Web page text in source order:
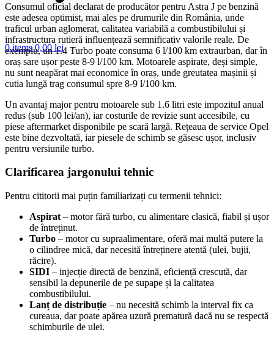
0items 0,00 lei
Consumul oficial declarat de producător pentru Astra J pe benzină
este adesea optimist, mai ales pe drumurile din România, unde
traficul urban aglomerat, calitatea variabilă a combustibilului și
infrastructura rutieră influențează semnificativ valorile reale. De
exemplu, un 1.4 Turbo poate consuma 6 l/100 km extraurban, dar în
oraș sare ușor peste 8-9 l/100 km. Motoarele aspirate, deși simple,
nu sunt neapărat mai economice în oraș, unde greutatea mașinii și
cutia lungă trag consumul spre 8-9 l/100 km.
Un avantaj major pentru motoarele sub 1.6 litri este impozitul anual
redus (sub 100 lei/an), iar costurile de revizie sunt accesibile, cu
piese aftermarket disponibile pe scară largă. Rețeaua de service Opel
este bine dezvoltată, iar piesele de schimb se găsesc ușor, inclusiv
pentru versiunile turbo.
Clarificarea jargonului tehnic
Pentru cititorii mai puțin familiarizați cu termenii tehnici:
Aspirat – motor fără turbo, cu alimentare clasică, fiabil și ușor
de întreținut.
Turbo – motor cu supraalimentare, oferă mai multă putere la
o cilindree mică, dar necesită întreținere atentă (ulei, bujii,
răcire).
SIDI – injecție directă de benzină, eficiență crescută, dar
sensibil la depunerile de pe supape și la calitatea
combustibilului.
Lanț de distribuție – nu necesită schimb la interval fix ca
cureaua, dar poate apărea uzură prematură dacă nu se respectă
schimburile de ulei.